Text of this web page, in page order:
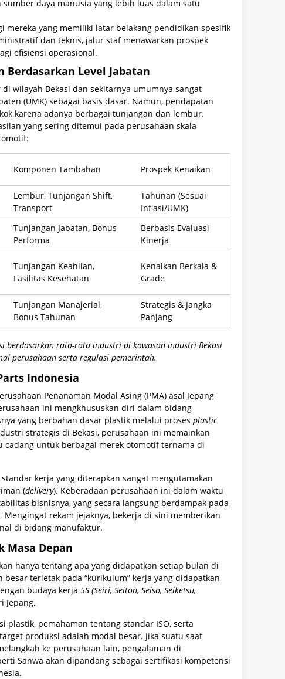
daya manusia yang lebih luas dalam satu
mereka yang memiliki latar belakang pendidikan spesifik
dan teknis, jalur staf menawarkan prospek
efisiensi operasional.
Level Jabatan
wilayah Bekasi dan sekitarnya umumnya sangat
(UMK) sebagai basis dasar. Namun, pendapatan
karena adanya berbagai tunjangan dan lembur.
yang sering ditemui pada perusahaan skala
Komponen Tambahan Prospek Kenaikan
Lembur, Tunjangan Shift,
Transport
Tahunan (Sesuai
Inflasi/UMK)
Tunjangan Jabatan, Bonus
Performa
Berbasis Evaluasi
Kinerja
Tunjangan Keahlian,
Fasilitas Kesehatan
Kenaikan Berkala &
Grade
Tunjangan Manajerial,
Bonus Tahunan
Strategis & Jangka
Panjang
berdasarkan rata-rata industri di kawasan industri Bekasi
perusahaan serta regulasi pemerintah.
Indonesia
Penanaman Modal Asing (PMA) asal Jepang
ini mengkhususkan diri dalam bidang
yang berbahan dasar plastik melalui proses plastic
strategis di Bekasi, perusahaan ini memainkan
cadang untuk berbagai merek otomotif ternama di
kerja yang diterapkan sangat mengutamakan
(delivery). Keberadaan perusahaan ini dalam waktu
bisnisnya, yang secara langsung berdampak pada
Mengingat rekam jejaknya, bekerja di sini memberikan
di bidang manufaktur.
Masa Depan
hanya tentang apa yang didapatkan setiap bulan di
terletak pada “kurikulum” kerja yang didapatkan
budaya kerja 5S (Seiri, Seiton, Seiso, Seiketsu,
Jepang.
plastik, pemahaman tentang standar ISO, serta
produksi adalah modal besar. Jika suatu saat
ke perusahaan lain, pengalaman di
Sanwa akan dipandang sebagai sertifikasi kompetensi